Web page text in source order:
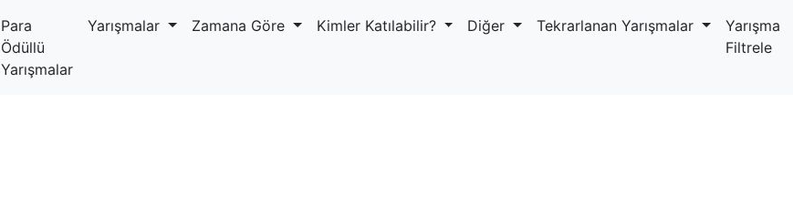
Para
Ödüllü
Yarışmalar
Yarışmalar Zamana Göre Kimler Katılabilir? Diğer Tekrarlanan Yarışmalar
Yarışma
Filtrele